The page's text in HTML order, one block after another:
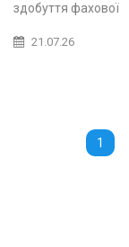
здобуття фахової
21.07.26
1